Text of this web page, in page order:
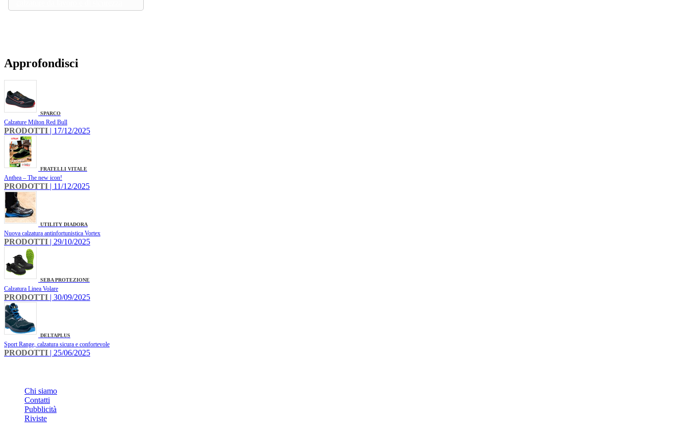
Approfondisci
SPARCO
Calzature Milton Red Bull
PRODOTTI | 17/12/2025
FRATELLI VITALE
Anthea – The new icon!
PRODOTTI | 11/12/2025
UTILITY DIADORA
Nuova calzatura antinfortunistica Vortex
PRODOTTI | 29/10/2025
SEBA PROTEZIONE
Calzatura Linea Volare
PRODOTTI | 30/09/2025
DELTAPLUS
Sport Range, calzatura sicura e confortevole
PRODOTTI | 25/06/2025
Chi siamo
Contatti
Pubblicità
Riviste